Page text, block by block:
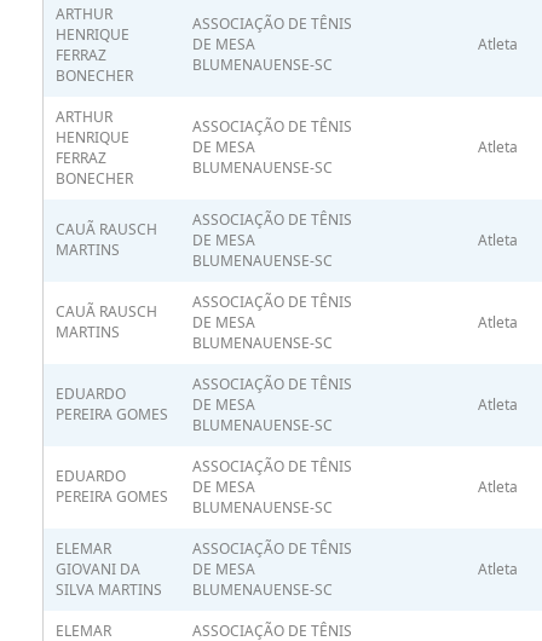
ARTHUR
HENRIQUE
FERRAZ
BONECHER
ASSOCIAÇÃO DE TÊNIS
DE MESA
BLUMENAUENSE-SC
Atleta
ARTHUR
HENRIQUE
FERRAZ
BONECHER
ASSOCIAÇÃO DE TÊNIS
DE MESA
BLUMENAUENSE-SC
Atleta
CAUÃ RAUSCH
MARTINS
ASSOCIAÇÃO DE TÊNIS
DE MESA
BLUMENAUENSE-SC
Atleta
CAUÃ RAUSCH
MARTINS
ASSOCIAÇÃO DE TÊNIS
DE MESA
BLUMENAUENSE-SC
Atleta
EDUARDO
PEREIRA GOMES
ASSOCIAÇÃO DE TÊNIS
DE MESA
BLUMENAUENSE-SC
Atleta
EDUARDO
PEREIRA GOMES
ASSOCIAÇÃO DE TÊNIS
DE MESA
BLUMENAUENSE-SC
Atleta
ELEMAR
GIOVANI DA
SILVA MARTINS
ASSOCIAÇÃO DE TÊNIS
DE MESA
BLUMENAUENSE-SC
Atleta
ELEMAR
ASSOCIAÇÃO DE TÊNIS